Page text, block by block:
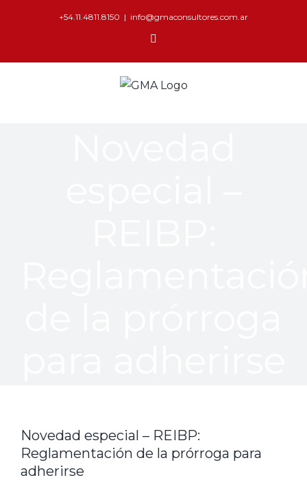
+54.11.4811.8150 | info@gmaconsultores.com.ar
Novedad especial – REIBP:
Reglamentación de la prórroga para
adherirse